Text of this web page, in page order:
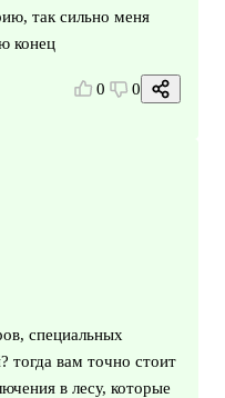
так сильно меня
конец
0 0
специальных
тогда вам точно стоит
в лесу, которые